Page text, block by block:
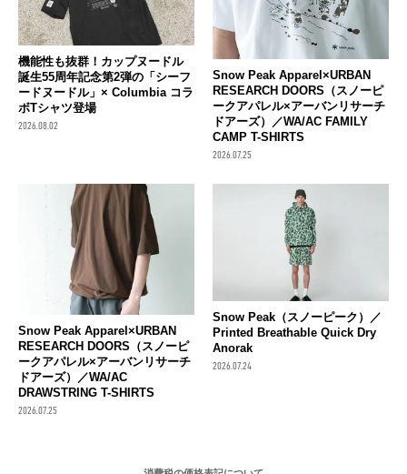
機能性も抜群！カップヌードル
誕生55周年記念第2弾の「シーフ
ードヌードル」× Columbia コラ
ボTシャツ登場
2026.08.02
Snow Peak Apparel×URBAN
RESEARCH DOORS（スノーピ
ークアパレル×アーバンリサーチ
ドアーズ）／WA/AC FAMILY
CAMP T-SHIRTS
2026.07.25
Snow Peak Apparel×URBAN
RESEARCH DOORS（スノーピ
ークアパレル×アーバンリサーチ
ドアーズ）／WA/AC
DRAWSTRING T-SHIRTS
2026.07.25
Snow Peak（スノーピーク）／
Printed Breathable Quick Dry
Anorak
2026.07.24